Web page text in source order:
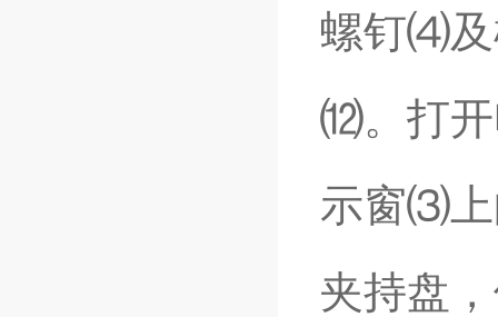
螺钉⑷及
⑿。打开
示窗⑶上
夹持盘